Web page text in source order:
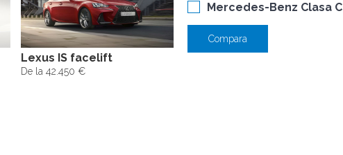
Lexus IS facelift
De la 42.450 €
Mercedes-Benz Clasa C
Compara